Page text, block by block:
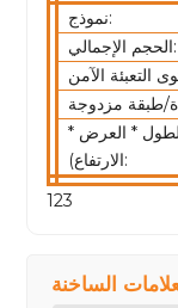
نموذج:
الحجم الإجمالي:
* العرض *
الارتفاع):
123